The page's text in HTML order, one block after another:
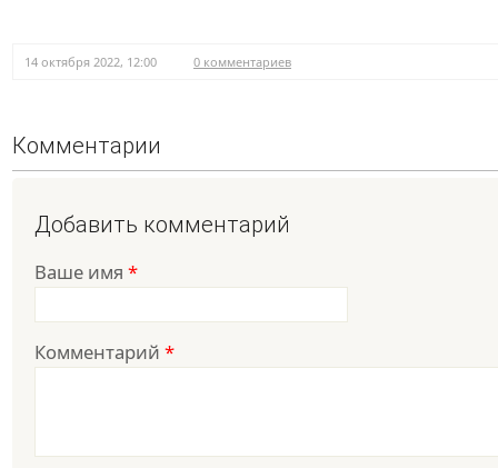
14 октября 2022, 12:00 0 комментариев
Комментарии
Добавить комментарий
Ваше имя *
Комментарий *